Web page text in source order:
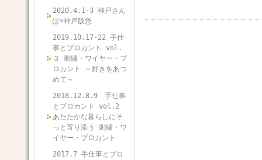
2020.4.1-3 神戸さん
ぽ×神戸阪急
2019.10.17-22 手仕
事とブロカント vol.
３ 刺繍・ワイヤー・ブ
ロカント ～好きをあつ
めて～
2018.12.8.9 手仕事
とブロカント vol.2
あたたかな暮らしにそ
っと寄り添う 刺繍・ワ
イヤー・ブロカント
2017.7 手仕事とブロ